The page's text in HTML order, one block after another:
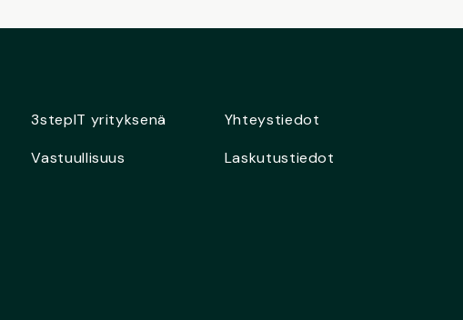
3stepIT yrityksenä
Vastuullisuus
Yhteystiedot
Laskutustiedot